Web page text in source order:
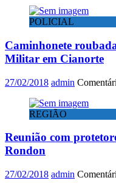
POLICIAL
Caminhonete
Militar em Cianorte
27/02/2018 admin
REGIÃO
Reunião com
Rondon
27/02/2018 admin